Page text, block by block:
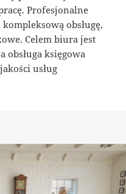
Profesjonalne
obsługę,
Celem biura jest
księgowa
usług